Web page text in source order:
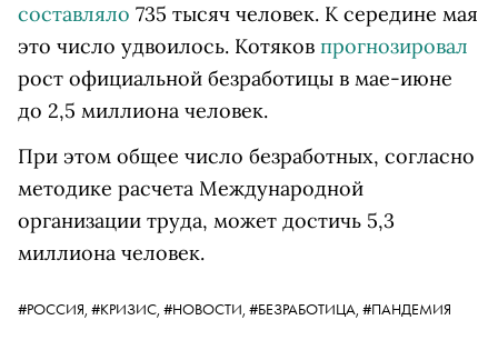
составляло 735 тысяч человек. К середине мая
это число удвоилось. Котяков прогнозировал
рост официальной безработицы в мае-июне
до 2,5 миллиона человек.
При этом общее число безработных, согласно
методике расчета Международной
организации труда, может достичь 5,3
миллиона человек.
#РОССИЯ, #КРИЗИС, #НОВОСТИ, #БЕЗРАБОТИЦА, #ПАНДЕМИЯ